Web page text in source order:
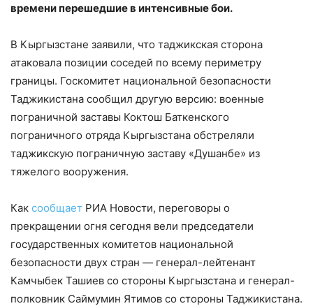
времени перешедшие в интенсивные бои.
В Кыргызстане заявили, что таджикская сторона
атаковала позиции соседей по всему периметру
границы. Госкомитет национальной безопасности
Таджикистана сообщил другую версию: военные
пограничной заставы Коктош Баткенского
пограничного отряда Кыргызстана обстреляли
таджикскую пограничную заставу «Душанбе» из
тяжелого вооружения.
Как сообщает РИА Новости, переговоры о
прекращении огня сегодня вели председатели
государственных комитетов национальной
безопасности двух стран — генерал-лейтенант
Камчыбек Ташиев со стороны Кыргызстана и генерал-
полковник Саймумин Ятимов со стороны Таджикистана.